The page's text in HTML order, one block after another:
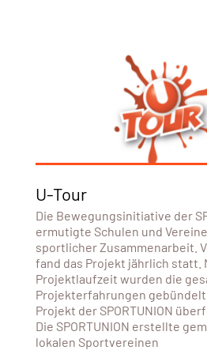
U-Tour
Die Bewegungsinitiative der
ermutigte Schulen und
sportlicher Zusammenarbeit.
fand das Projekt jährlich statt.
Projektlaufzeit wurden die
Projekterfahrungen
Projekt der SPORTUNION
Die SPORTUNION erstellte
lokalen Sportvereinen